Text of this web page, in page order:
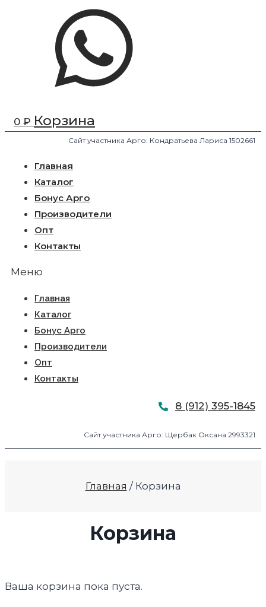
0 ₽ Корзина
Сайт участника Арго: Кондратьева Лариса 1502661
Главная
Каталог
Бонус Арго
Производители
Опт
Контакты
Меню
Главная
Каталог
Бонус Арго
Производители
Опт
Контакты
8 (912) 395-1845
Сайт участника Арго: Щербак Оксана 2993321
Главная / Корзина
Корзина
Ваша корзина пока пуста.